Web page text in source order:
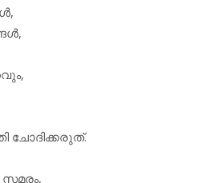
ചോദിക്കരുത്.